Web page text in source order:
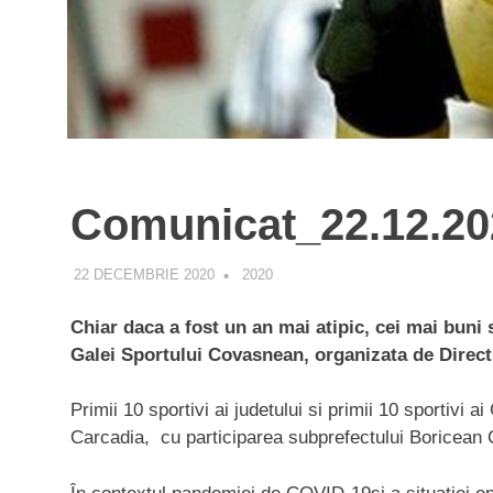
22 DECEMBRIE 2020 ADMIN
2020
Chiar daca a fost un an mai atipic, cei mai
Galei Sportului Covasnean, organizata de
Primii 10 sportivi ai judetului si primii 10 sportivi
Carcadia, cu participarea subprefectului Boricean